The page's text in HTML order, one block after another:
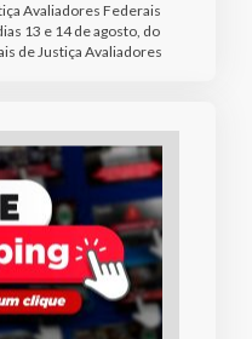
Avaliadores Federais
13 e 14 de agosto, do
de Justiça Avaliadores